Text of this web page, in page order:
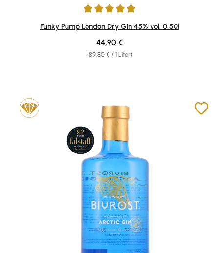
Durchschnittliche Bewertung von 4.89 von 5 Sternen
Funky Pump London Dry Gin 45% vol. 0,50l
(89,80 € / 1 Liter)
Regulärer Preis:
44,90 €